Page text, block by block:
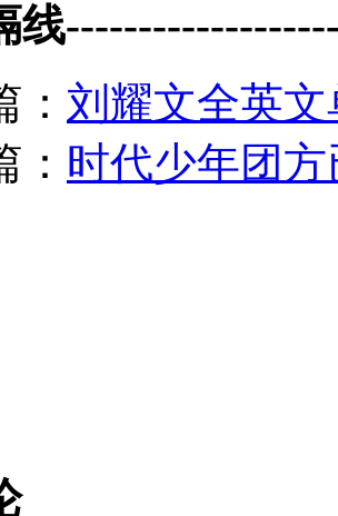
线
： 刘耀文全英
时代少年团